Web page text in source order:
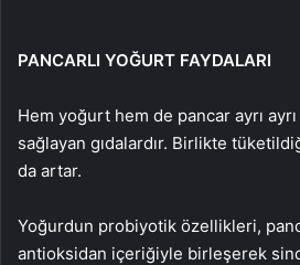
PANCARLI YOĞURT FAYDALARI
Hem yoğurt hem de pancar ayrı
sağlayan gıdalardır. Birlikte
da artar.
Yoğurdun probiyotik özellikleri,
antioksidan içeriğiyle birleşerek